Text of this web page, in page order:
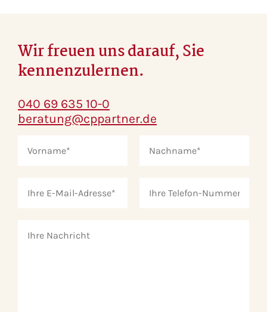
Wir freuen uns darauf, Sie
kennenzulernen.
040 69 635 10-0
beratung@cppartner.de